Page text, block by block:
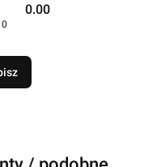
0.00